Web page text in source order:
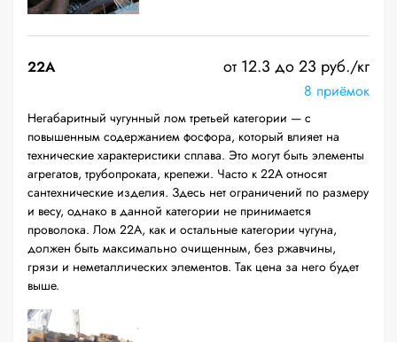
22A от 12.3 до 23 руб./кг
8 приёмок
Негабаритный чугунный лом третьей категории — с
повышенным содержанием фосфора, который влияет на
технические характеристики сплава. Это могут быть элементы
агрегатов, трубопроката, крепежи. Часто к 22А относят
сантехнические изделия. Здесь нет ограничений по размеру
и весу, однако в данной категории не принимается
проволока. Лом 22А, как и остальные категории чугуна,
должен быть максимально очищенным, без ржавчины,
грязи и неметаллических элементов. Так цена за него будет
выше.